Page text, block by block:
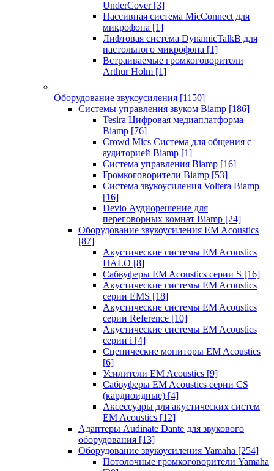
UnderCover [3]
Пассивная система MicConnect для
микрофона [1]
Лифтовая система DynamicTalkB для
настольного микрофона [1]
Встраиваемые громкоговорители
Arthur Holm [1]
Оборудование звукоусиления [1150]
Системы управления звуком Biamp [186]
Tesira Цифровая медиаплатформа
Biamp [76]
Crowd Mics Система для общения с
аудиторией Biamp [1]
Система управления Biamp [16]
Громкоговорители Biamp [53]
Система звукоусиления Voltera Biamp
[16]
Devio Аудиорешение для
переговорных комнат Biamp [24]
Оборудование звукоусиления EM Acoustics
[87]
Акустические системы EM Acoustics
HALO [8]
Сабвуферы EM Acoustics серии S [16]
Акустические системы EM Acoustics
серии EMS [18]
Акустические системы EM Acoustics
серии Reference [10]
Акустические системы EM Acoustics
серии i [4]
Сценические мониторы EM Acoustics
[6]
Усилители EM Acoustics [9]
Сабвуферы EM Acoustics серии CS
(кардиоидные) [4]
Аксессуары для акустических систем
EM Acoustics [12]
Адаптеры Audinate Dante для звукового
оборудования [13]
Оборудование звукоусиления Yamaha [254]
Потолочные громкоговорители Yamaha